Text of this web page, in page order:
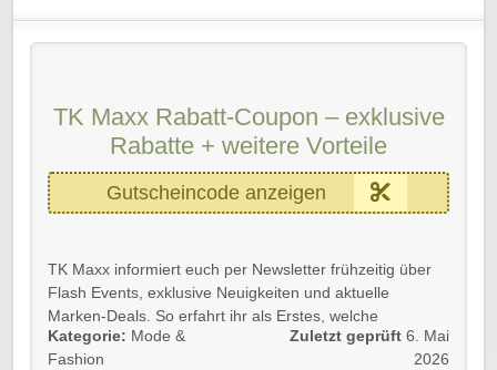
TK Maxx Rabatt-Coupon – exklusive
Rabatte + weitere Vorteile
Gutscheincode anzeigen
TK Maxx informiert euch per Newsletter frühzeitig über
Flash Events, exklusive Neuigkeiten und aktuelle
Marken-Deals. So erfahrt ihr als Erstes, welche
Highlights neu verfügbar sind und welche Angebote bis
zu 60 % günstiger als der UVP sein können. Besonders
Kategorie: Mode &
Fashion
Zuletzt geprüft 6. Mai
2026